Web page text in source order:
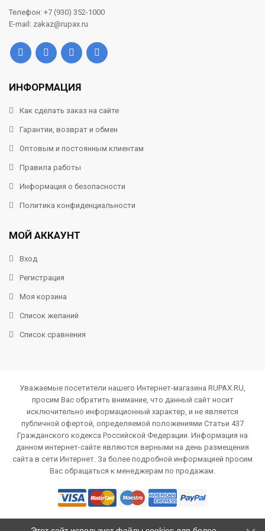
Телефон: +7 (930) 352-1000
E-mail: zakaz@rupax.ru
ИНФОРМАЦИЯ
Как сделать заказ на сайте
Гарантии, возврат и обмен
Оптовым и постоянным клиентам
Правила работы
Информация о безопасности
Политика конфиденциальности
МОЙ АККАУНТ
Вход
Регистрация
Моя корзина
Список желаний
Список сравнения
Уважаемые посетители нашего Интернет-магазина RUPAX.RU,
просим Вас обратить внимание, что данный сайт носит
исключительно информационный характер, и не является
публичной офертой, определяемой положениями Статьи 437
Гражданского кодекса Российской Федерации. Информация на
данном интернет-сайте являются верными на день размещения
сайта в сети Интернет. За более подробной информацией просим
Вас обращаться к менеджерам по продажам.